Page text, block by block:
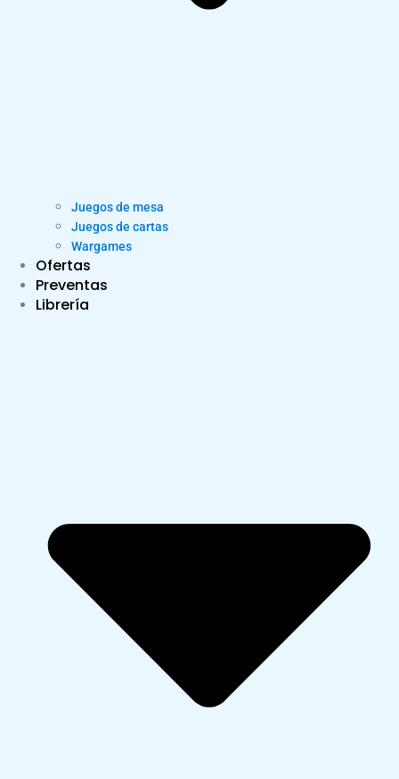
Juegos de mesa
Juegos de cartas
Wargames
Ofertas
Preventas
Librería